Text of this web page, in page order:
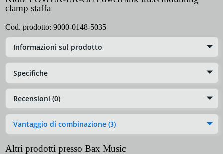
clamp staffa
Cod. prodotto: 9000-0148-5035
Informazioni sul prodotto
Specifiche
Recensioni (0)
Vantaggio di combinazione (3)
Altri prodotti presso Bax Music